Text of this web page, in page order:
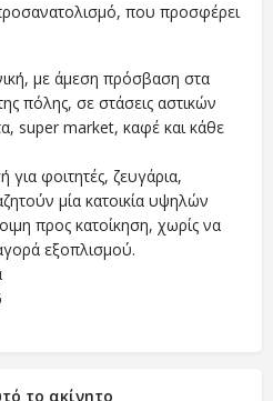
που προσφέρει
με άμεση πρόσβαση στα
πόλης, σε στάσεις αστικών
super market, καφέ και κάθε
για φοιτητές, ζευγάρια,
μία κατοικία υψηλών
προς κατοίκηση, χωρίς να
εξοπλισμού.
το ακίνητο